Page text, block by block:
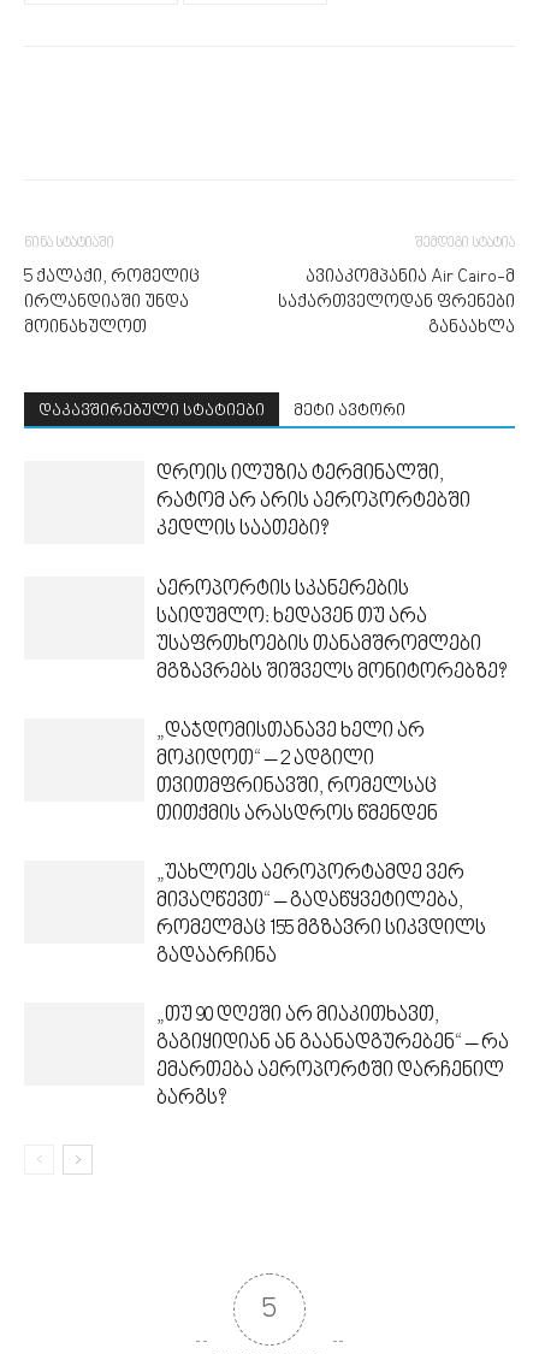
წინა სტატიაში
5 ქალაქი, რომელიც
ირლანდიაში უნდა
მოინახულოთ
შემდეგი სტატია
ავიაკომპანია Air Cairo-მ
საქართველოდან ფრენები
განაახლა
დაკავშირებული სტატიები მეტი ავტორი
დროის ილუზია ტერმინალში,
რატომ არ არის აეროპორტებში
კედლის საათები?
აეროპორტის სკანერების
საიდუმლო: ხედავენ თუ არა
უსაფრთხოების თანამშრომლები
მგზავრებს შიშველს მონიტორებზე?
„დაჯდომისთანავე ხელი არ
მოკიდოთ“ – 2 ადგილი
თვითმფრინავში, რომელსაც
თითქმის არასდროს წმენდენ
„უახლოეს აეროპორტამდე ვერ
მივაღწევთ“ – გადაწყვეტილება,
რომელმაც 155 მგზავრი სიკვდილს
გადაარჩინა
„თუ 90 დღეში არ მიაკითხავთ,
გაგიყიდიან ან გაანადგურებენ“ – რა
ემართება აეროპორტში დარჩენილ
ბარგს?
5